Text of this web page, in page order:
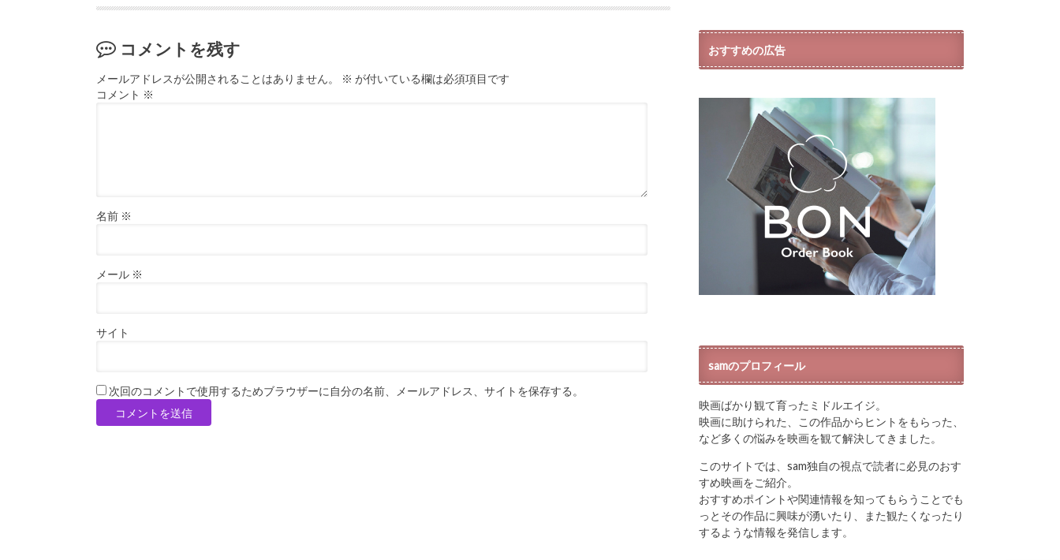
コメントを残す
メールアドレスが公開されることはありません。 ※ が付いている欄は必須項目です
コメント ※
名前 ※
メール ※
サイト
次回のコメントで使用するためブラウザーに自分の名前、メールアドレス、サイトを保存する。
おすすめの広告
samのプロフィール
映画ばかり観て育ったミドルエイジ。
映画に助けられた、この作品からヒントをもらった、
など多くの悩みを映画を観て解決してきました。
このサイトでは、sam独自の視点で読者に必見のおす
すめ映画をご紹介。
おすすめポイントや関連情報を知ってもらうことでも
っとその作品に興味が湧いたり、また観たくなったり
するような情報を発信します。